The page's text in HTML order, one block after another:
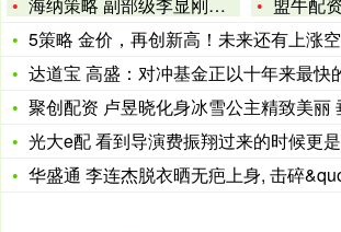
5策略 金价，再创新高！未来还有上涨
达道宝 高盛：对冲基金正以十年来最快
聚创配资 卢昱晓化身冰雪公主精致美丽 垂
光大e配 看到导演费振翔过来的时候更是用
华盛通 李连杰脱衣晒无疤上身, 击碎